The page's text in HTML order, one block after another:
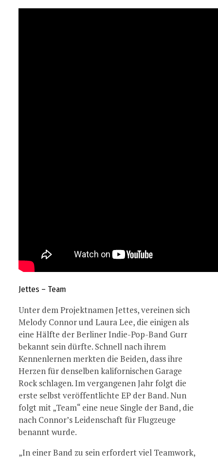
Jettes – Team
Unter dem Projektnamen Jettes, vereinen sich
Melody Connor und Laura Lee, die einigen als
eine Hälfte der Berliner Indie-Pop-Band Gurr
bekannt sein dürfte. Schnell nach ihrem
Kennenlernen merkten die Beiden, dass ihre
Herzen für denselben kalifornischen Garage
Rock schlagen. Im vergangenen Jahr folgt die
erste selbst veröffentlichte EP der Band. Nun
folgt mit „Team“ eine neue Single der Band, die
nach Connor’s Leidenschaft für Flugzeuge
benannt wurde.
„In einer Band zu sein erfordert viel Teamwork,